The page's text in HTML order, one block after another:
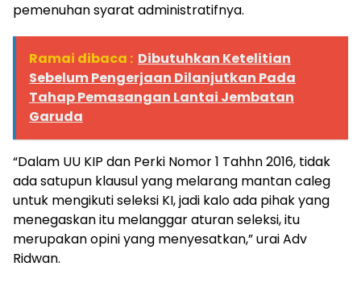
pemenuhan syarat administratifnya.
Ramai dibaca : Dibutuhkan Ketelitian
Sebelum Pengerjaan Dilanjutkan Pada
Tahap Pemasangan Lantai Jembatan
Garuda
“Dalam UU KIP dan Perki Nomor 1 Tahhn 2016, tidak
ada satupun klausul yang melarang mantan caleg
untuk mengikuti seleksi KI, jadi kalo ada pihak yang
menegaskan itu melanggar aturan seleksi, itu
merupakan opini yang menyesatkan,” urai Adv
Ridwan.